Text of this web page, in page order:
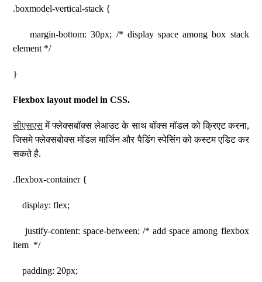
.boxmodel-vertical-stack {
margin-bottom: 30px; /* display space among box stack
element */
}
Flexbox layout model in CSS.
सीएसएसमें फ्लेक्सबॉक्स लेआउट के साथ बॉक्स मॉडल को क्रिएट करना,
जिसमे फ्लेक्सबोक्स मॉडल मार्जिन और पैडिंग स्पेसिंग को कस्टम एडिट कर
सकते है.
.flexbox-container {
display: flex;
justify-content: space-between; /* add space among flexbox
item */
padding: 20px;